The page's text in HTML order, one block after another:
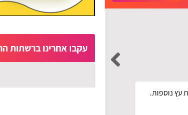
עץ נוספות.
עקבו אחרינו ברשתות